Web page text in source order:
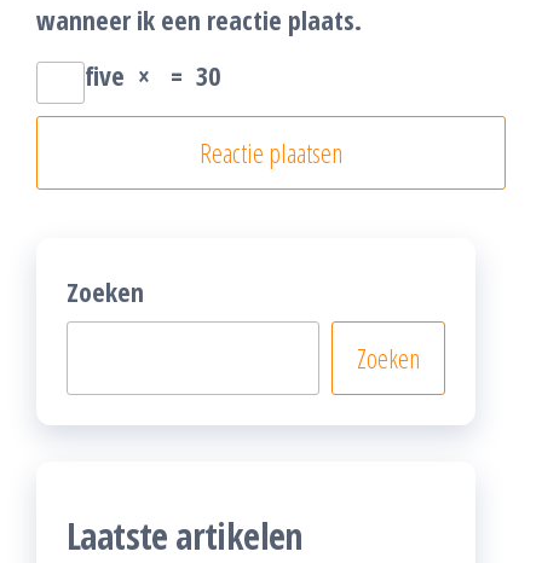
wanneer ik een reactie plaats.
five × = 30
Zoeken
Zoeken
Laatste artikelen